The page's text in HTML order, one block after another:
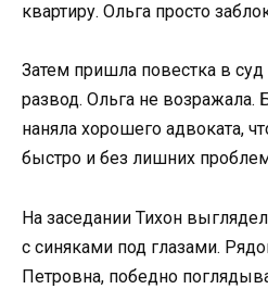
квартиру. Ольга просто
Затем пришла повестка в
развод. Ольга не возражала.
наняла хорошего адвоката,
быстро и без лишних
На заседании Тихон
с синяками под глазами.
Петровна, победно